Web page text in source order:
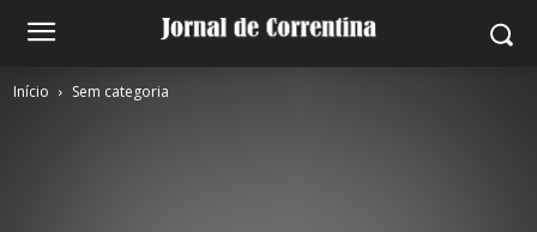
Início Sem categoria